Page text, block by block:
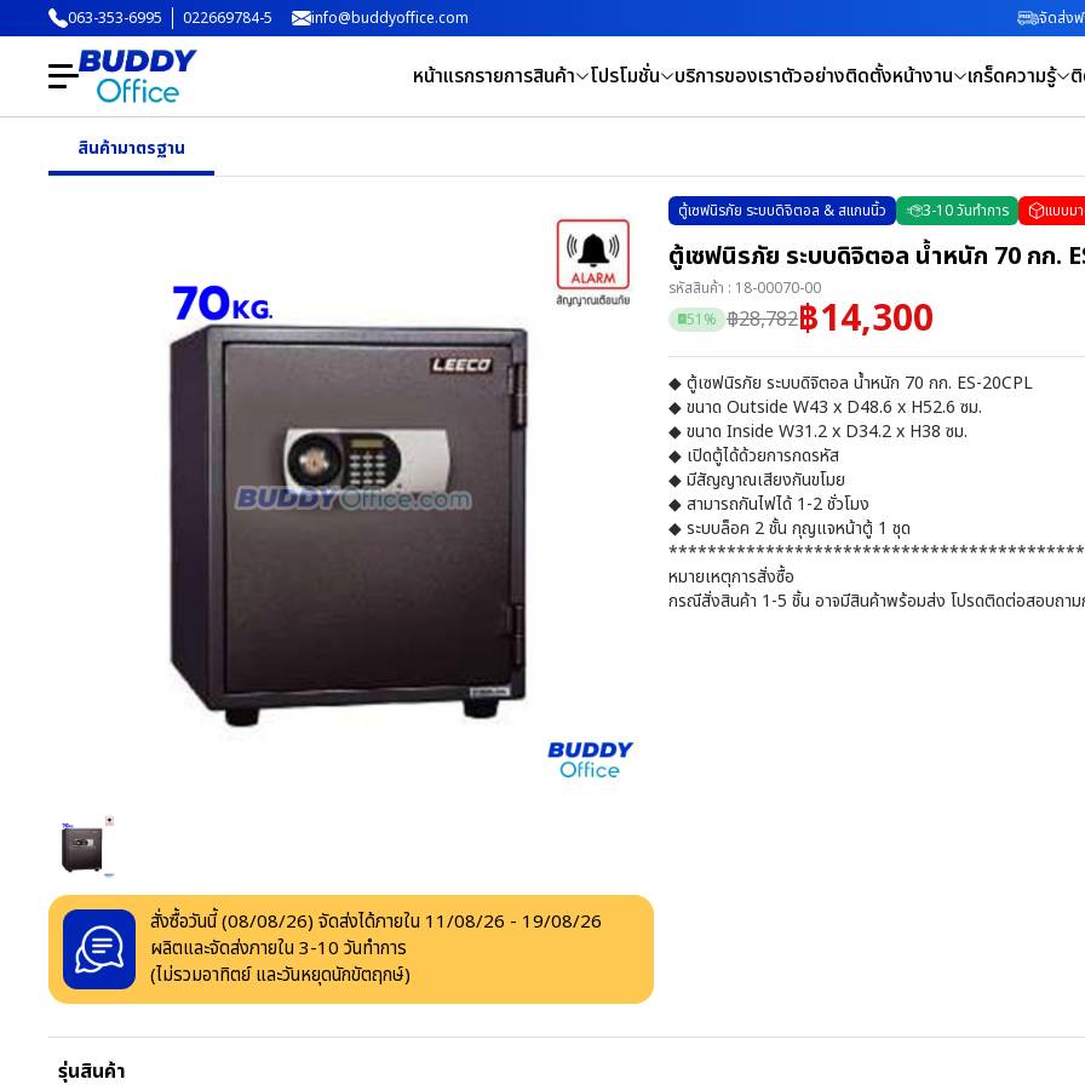
063-353-6995 022669784-5 info@buddyoffice.com จัดส่งฟ
หน้าแรกรายการสินค้า โปรโมชั่น บริการของเราตัวอย่างติดตั้งหน้างาน เกร็ดความรู้
สินค้ามาตรฐาน
สั่งซื้อวันนี้ (08/08/26) จัดส่งได้ภายใน 11/08/26 - 19/08/26
ผลิตและจัดส่งภายใน 3-10 วันทำการ
(ไม่รวมอาทิตย์ และวันหยุดนักขัตฤกษ์)
ตู้เซฟนิรภัย ระบบดิจิตอล & สแกนนิ้ว 3-10วันทำการ แบบม
ตู้เซฟนิรภัย ระบบดิจิตอล น้ำหนัก 70 กก.
รหัสสินค้า : 18-00070-00
51 % ฿28,782฿14,300
◆ ตู้เซฟนิรภัย ระบบดิจิตอล น้ำหนัก 70 กก. ES-20CPL
◆ ขนาด Outside W43 x D48.6 x H52.6 ซม.
◆ ขนาด Inside W31.2 x D34.2 x H38 ซม.
◆ เปิดตู้ได้ด้วยการกดรหัส
◆ มีสัญญาณเสียงกันขโมย
◆ สามารถกันไฟได้ 1-2 ชั่วโมง
◆ ระบบล็อค 2 ชั้น กุญแจหน้าตู้ 1 ชุด
*******************************************
หมายเหตุการสั่งซื้อ
กรณีสั่งสินค้า 1-5 ชิ้น อาจมีสินค้าพร้อมส่ง โปรดติดต่อสอบถาม
รุ่นสินค้า